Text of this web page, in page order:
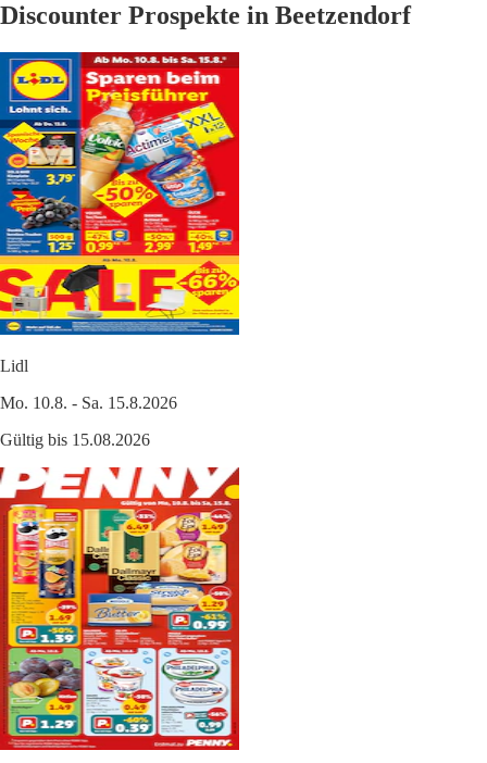
Discounter Prospekte in Beetzendorf
Lidl
Mo. 10.8. - Sa. 15.8.2026
Gültig bis 15.08.2026